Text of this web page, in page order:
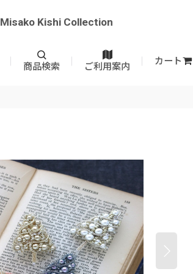
Misako Kishi Collection
商品検索 ご利用案内
カート